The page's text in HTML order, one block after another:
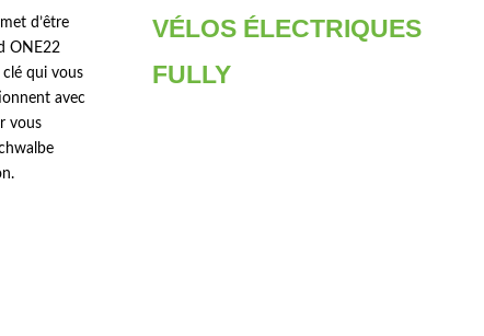
d’être
ONE22
qui vous
avec
vous
VÉLOS ÉLECTRIQUES
FULLY